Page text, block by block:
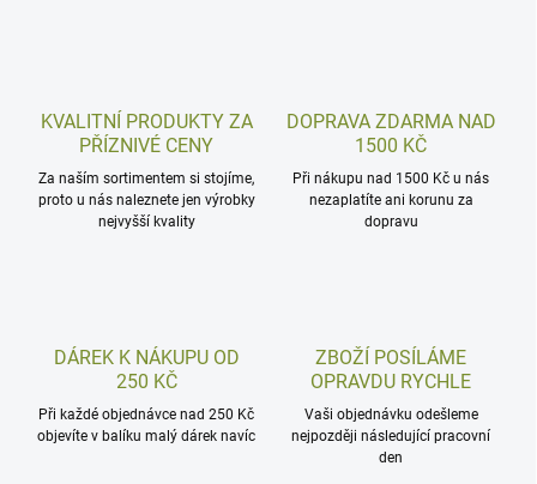
KVALITNÍ PRODUKTY ZA
PŘÍZNIVÉ CENY
Za naším sortimentem si stojíme,
proto u nás naleznete jen výrobky
nejvyšší kvality
DOPRAVA ZDARMA NAD
1500 KČ
Při nákupu nad 1500 Kč u nás
nezaplatíte ani korunu za
dopravu
DÁREK K NÁKUPU OD
250 KČ
Při každé objednávce nad 250 Kč
objevíte v balíku malý dárek navíc
ZBOŽÍ POSÍLÁME
OPRAVDU RYCHLE
Vaši objednávku odešleme
nejpozději následující pracovní
den